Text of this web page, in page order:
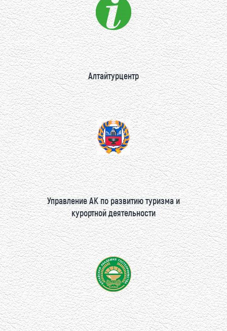
Алтайтурцентр
Управление АК по развитию туризма и
курортной деятельности